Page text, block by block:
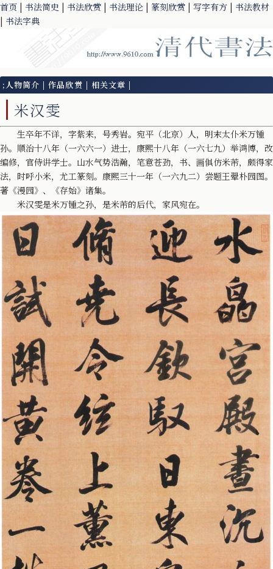
首页 | 书法简史 | 书法欣赏 | 书法理论 | 篆刻欣赏 | 写字有方 | 书法教材
| 书法字典
;人物简介 |作品欣赏 | 相关文章 |
米汉雯
生卒年不详，字紫来，号秀岩。宛平（北京）人，明末太仆米万锺
孙。顺治十八年（一六六一）进士，康熙十八年（一六七九）举鸿博，改
编修，官侍讲学士。山水气势浩瀚，笔意苍劲，书、画俱仿米芾，颇得家
法，时呼小米，尤工篆刻。康熙三十一年（一六九二）尝题王翚朴园图。
著《漫园》、《存始》诸集。
米汉雯是米万锺之孙，是米芾的后代，家风宛在。